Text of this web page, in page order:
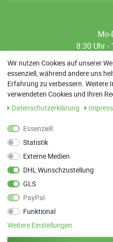
Mo-
8:30 Uhr -
8:30 Uhr -
13:00 Uhr
Sa: 9:00
Parkett
Zurück
Wir nutzen Cookies auf unserer
essenziell, während andere uns
Erfahrung zu verbessern. Weitere
verwendeten Cookies und Ihren
Daten­schutz­erklärung
Essenziell
Statistik
Externe Medien
DHL Wunschzustellung
GLS
PayPal
Funktional
Weitere Einstellungen